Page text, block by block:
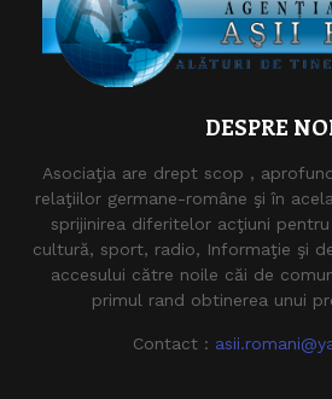
DESPRE
Asociaţia are drept scop ,
relaţiilor germane-române şi în
sprijinirea diferitelor acţiuni
cultură, sport, radio, Informaţie şi
accesului către noile căi de
primul rand obtinerea unui
Contact :